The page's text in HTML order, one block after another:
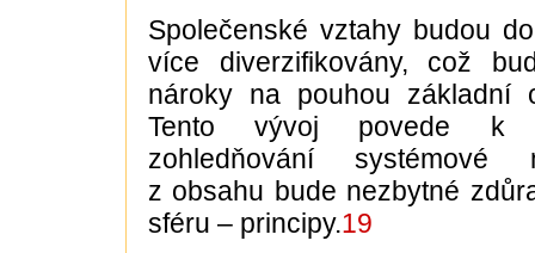
Společenské vztahy budou
více diverzifikovány, což
nároky na pouhou základní
Tento vývoj povede k
zohledňování systémové
z obsahu bude nezbytné
sféru – principy.19